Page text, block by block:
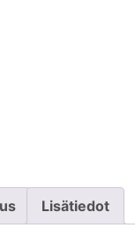
Lisätiedot